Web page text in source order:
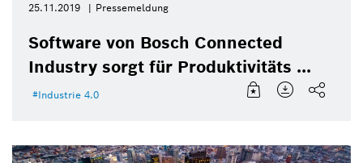
25.11.2019 Pressemeldung
Software von Bosch Connected
Industry sorgt für Produktivitäts ...
Industrie 4.0